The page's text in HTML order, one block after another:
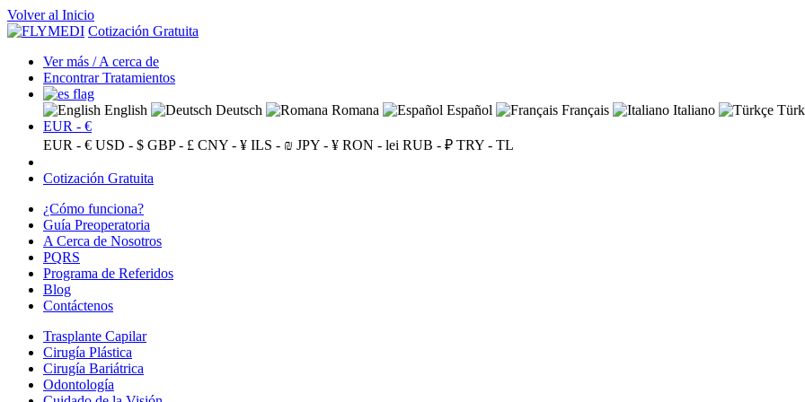
Volver al Inicio
Cotización Gratuita
Ver más / A cerca de
Encontrar Tratamientos
English Deutsch Romana Español Français Italiano
EUR - €
EUR - € USD - $ GBP - £ CNY - ¥ ILS - ₪ JPY - ¥ RON - lei RUB - ₽ TRY - TL
Cotización Gratuita
¿Cómo funciona?
Guía Preoperatoria
A Cerca de Nosotros
PQRS
Programa de Referidos
Blog
Contáctenos
Trasplante Capilar
Cirugía Plástica
Cirugía Bariátrica
Odontología